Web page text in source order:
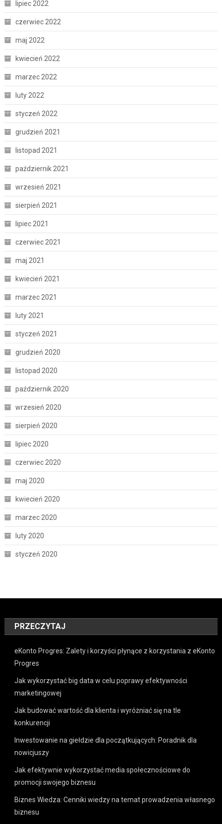
lipiec 2022
czerwiec 2022
maj 2022
kwiecień 2022
marzec 2022
luty 2022
styczeń 2022
grudzień 2021
listopad 2021
październik 2021
wrzesień 2021
sierpień 2021
lipiec 2021
czerwiec 2021
maj 2021
kwiecień 2021
marzec 2021
luty 2021
styczeń 2021
grudzień 2020
listopad 2020
październik 2020
wrzesień 2020
sierpień 2020
lipiec 2020
czerwiec 2020
maj 2020
kwiecień 2020
marzec 2020
luty 2020
styczeń 2020
PRZECZYTAJ
eKonto Progres: Zalety i korzyści płynące z korzystania z eKonto
Progres
Jak wykorzystać big data w celu poprawy efektywności
marketingowej
Jak budować wartość dla klienta i wyróżniać się na tle
konkurencji
Inwestowanie na giełdzie dla początkujących: Poradnik dla
nowicjuszy
Jak efektywnie wykorzystać media społecznościowe do
promocji swojego biznesu
Biznes Wiedza: Cenniki wiedzy na temat prowadzenia własnego
biznesu